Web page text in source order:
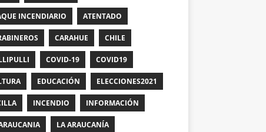
INCENDIARIO ATENTADO
CARAHUE CHILE
COVID-19 COVID19
EDUCACIÓN ELECCIONES2021
INCENDIO INFORMACIÓN
LA ARAUCANÍA